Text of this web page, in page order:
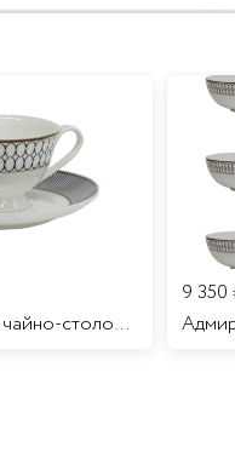
Адмирал Сервиз чайно-столовый 12 персон 70 предметов/1
9 350